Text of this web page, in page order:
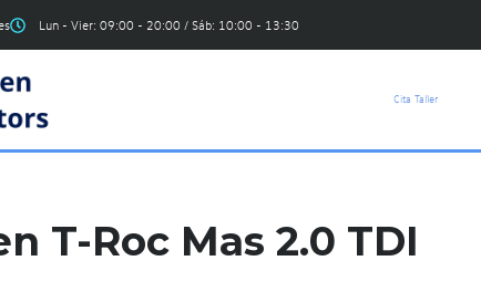
Lun - Vier: 09:00 - 20:00 / Sáb: 10:00 - 13:30
Cita Taller
T-Roc Mas 2.0 TDI